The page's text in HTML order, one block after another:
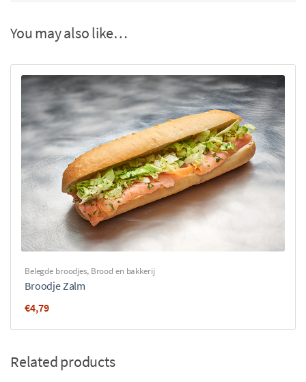
You may also like…
Belegde broodjes, Brood en bakkerij
Broodje Zalm
€4,79
Related products